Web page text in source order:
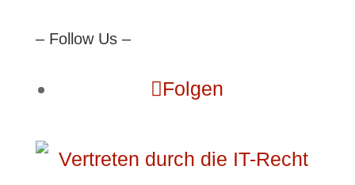
– Follow Us –
Folgen